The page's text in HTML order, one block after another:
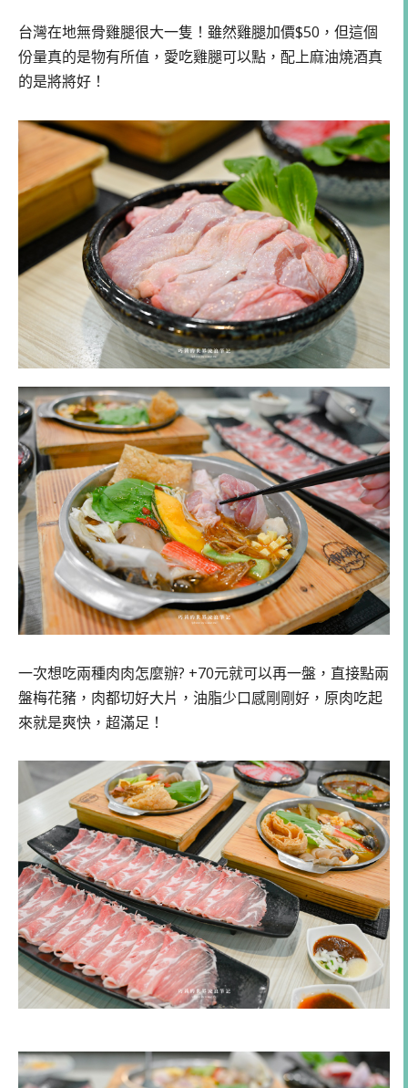
台灣在地無骨雞腿很大一隻！雖然雞腿加價$50，但這個
份量真的是物有所值，愛吃雞腿可以點，配上麻油燒酒真
的是將將好！
一次想吃兩種肉肉怎麼辦? +70元就可以再一盤，直接點兩
盤梅花豬，肉都切好大片，油脂少口感剛剛好，原肉吃起
來就是爽快，超滿足！